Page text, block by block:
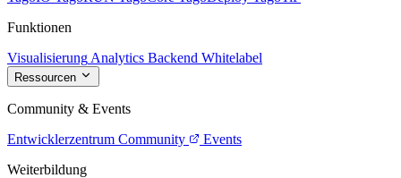
Funktionen
Visualisierung Analytics Backend Whitelabel
Ressourcen
Community & Events
Entwicklerzentrum Community
Events
Weiterbildung